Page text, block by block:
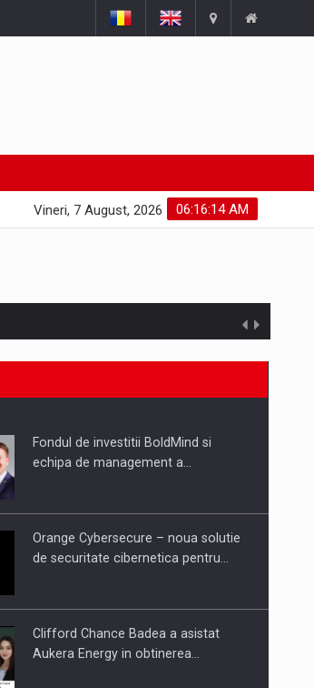
06:16:15 AM
Vineri, 7 August, 2026
Fondul de investitii BoldMind si
echipa de management a…
Orange Cybersecure – noua solutie
de securitate cibernetica pentru…
Clifford Chance Badea a asistat
Aukera Energy in obtinerea…